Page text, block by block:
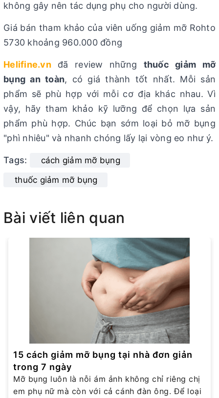
không gây nên tác dụng phụ cho người dùng.
Giá bán tham khảo của viên uống giảm mỡ Rohto
5730 khoảng 960.000 đồng
Helifine.vnđã review những thuốc giảm mỡ
bụng an toàn, có giá thành tốt nhất. Mỗi sản
phẩm sẽ phù hợp với mỗi cơ địa khác nhau. Vì
vậy, hãy tham khảo kỹ lưỡng để chọn lựa sản
phẩm phù hợp. Chúc bạn sớm loại bỏ mỡ bụng
"phì nhiêu" và nhanh chóng lấy lại vòng eo như ý.
Tags:
cách giảm mỡ bụng
thuốc giảm mỡ bụng
Bài viết liên quan
15 cách giảm mỡ bụng tại nhà đơn giản
trong 7 ngày
Mỡ bụng luôn là nỗi ám ảnh không chỉ riêng chị
em phụ nữ mà còn với cả cánh đàn ông. Để loại